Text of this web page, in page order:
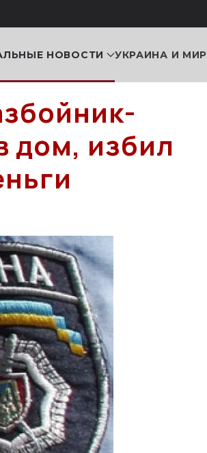
НОВОСТИ УКРАИНА И МИР
дом, избил